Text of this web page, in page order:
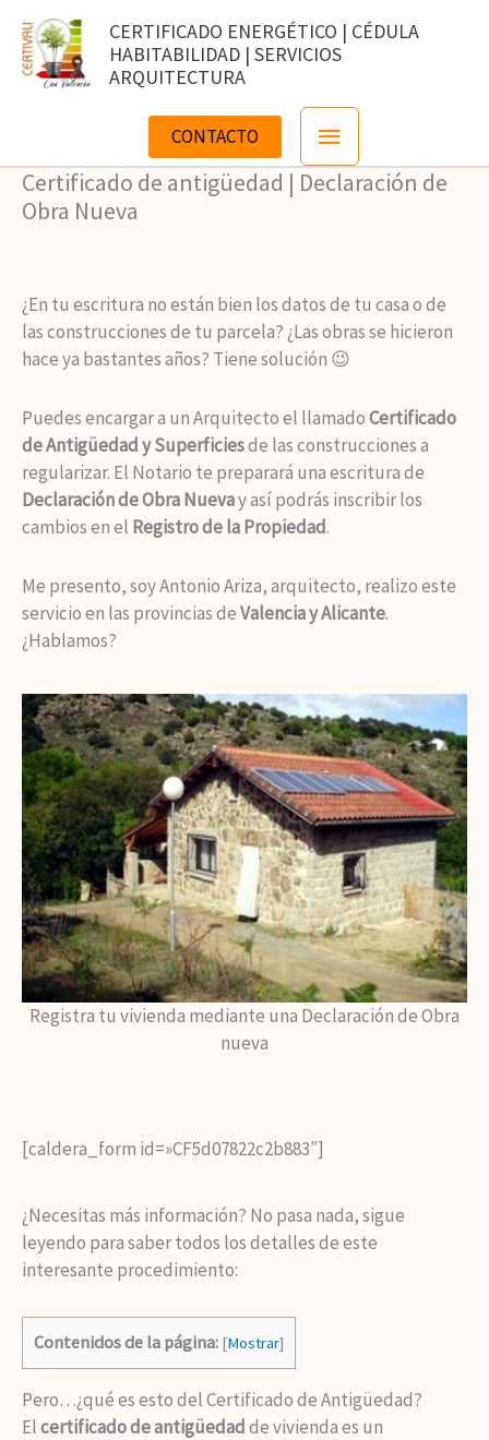
contenido
CERTIFICADO ENERGÉTICO | CÉDULA
HABITABILIDAD | SERVICIOS
ARQUITECTURA
Menú
principal
CONTACTO
Certificado de antigüedad | Declaración de
Obra Nueva
¿En tu escritura no están bien los datos de tu casa o de
las construcciones de tu parcela? ¿Las obras se hicieron
hace ya bastantes años? Tiene solución 😉
Puedes encargar a un Arquitecto el llamadoCertificado
de Antigüedad y Superficiesde las construcciones a
regularizar. El Notario te preparará una escritura de
Declaración de Obra Nuevay así podrás inscribir los
cambios en el Registro de la Propiedad.
Me presento, soy Antonio Ariza, arquitecto, realizo este
servicio en las provincias deValencia y Alicante.
¿Hablamos?
Registra tu vivienda mediante una Declaración de Obra
nueva
[caldera_form id=»CF5d07822c2b883″]
¿Necesitas más información? No pasa nada, sigue
leyendo para saber todos los detalles de este
interesante procedimiento:
Contenidos de la página: [Mostrar]
Pero…¿qué es esto del Certificado de Antigüedad?
Elcertificado de antigüedadde vivienda es un